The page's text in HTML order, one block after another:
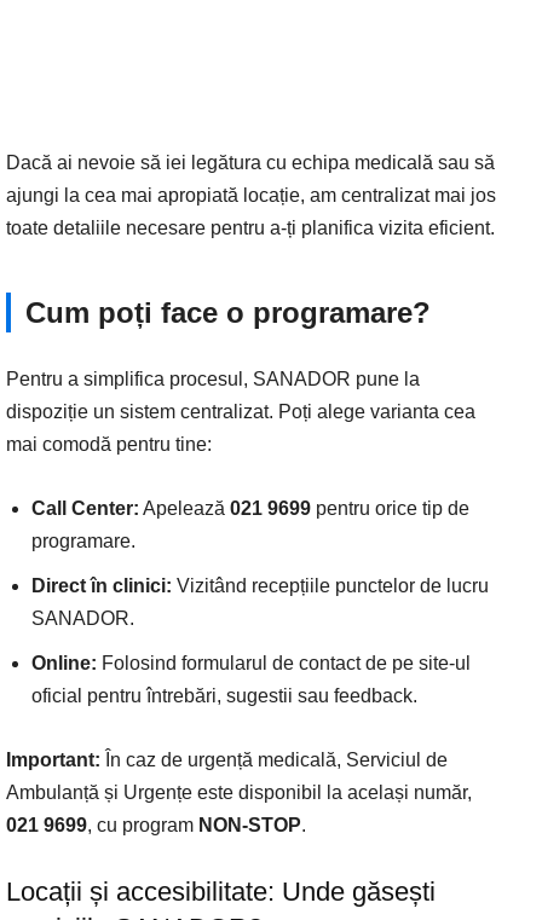
Dacă ai nevoie să iei legătura cu echipa medicală sau să
ajungi la cea mai apropiată locație, am centralizat mai jos
toate detaliile necesare pentru a-ți planifica vizita eficient.
Cum poți face o programare?
Pentru a simplifica procesul, SANADOR pune la
dispoziție un sistem centralizat. Poți alege varianta cea
mai comodă pentru tine:
Call Center: Apelează 021 9699 pentru orice tip de
programare.
Direct în clinici: Vizitând recepțiile punctelor de lucru
SANADOR.
Online: Folosind formularul de contact de pe site-ul
oficial pentru întrebări, sugestii sau feedback.
Important: În caz de urgență medicală, Serviciul de
Ambulanță și Urgențe este disponibil la același număr,
021 9699, cu program NON-STOP.
Locații și accesibilitate: Unde găsești